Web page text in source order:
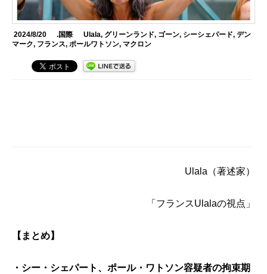
2024/8/20 .国際 Ulala, グリーンランド, ゴーン, シーシェパード, デン
マーク, フランス, ポールワトソン, マクロン
Ulala （著述家）
「 フランスUlalaの視点」
【まとめ】
・シー・シェパート、ポール・ワトソン容疑者の拘束期